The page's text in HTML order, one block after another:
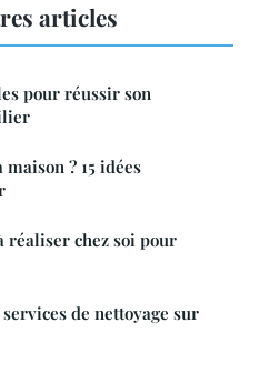
articles
pour réussir son
? 15 idées
réaliser chez soi pour
de nettoyage sur